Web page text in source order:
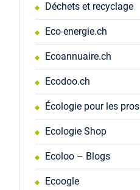
Déchets et recyclage
Eco-energie.ch
Ecoannuaire.ch
Ecodoo.ch
Écologie pour les pros
Ecologie Shop
Ecoloo – Blogs
Ecoogle